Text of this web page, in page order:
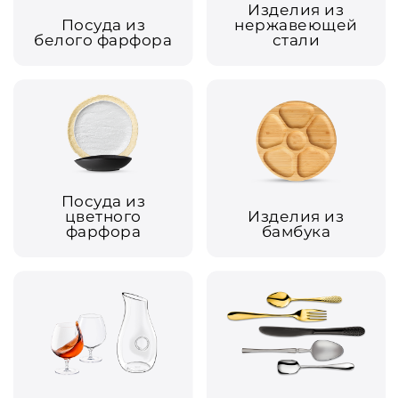
Посуда из
белого фарфора
Изделия из
нержавеющей
стали
Посуда из
цветного
фарфора
Изделия из
бамбука